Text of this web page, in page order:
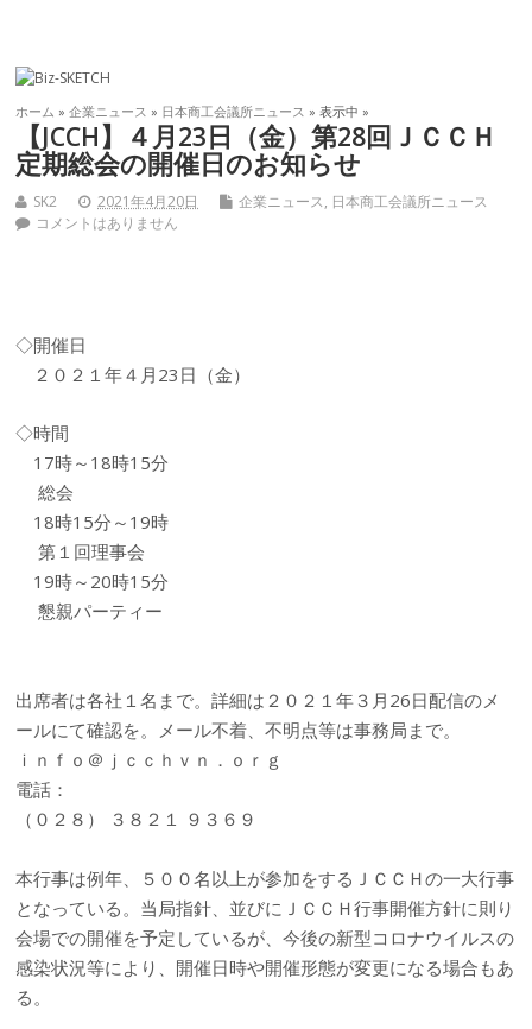
ホーム »企業ニュース » 日本商工会議所ニュース » 表示中 »
【JCCH】４月23日（金）第28回ＪＣＣＨ
定期総会の開催日のお知らせ
SK2 2021年4月20日 企業ニュース, 日本商工会議所ニュース
コメントはありません
◇開催日
２０２１年４月23日（金）
◇時間
17時～18時15分
総会
18時15分～19時
第１回理事会
19時～20時15分
懇親パーティー
出席者は各社１名まで。詳細は２０２１年３月26日配信のメ
ールにて確認を。メール不着、不明点等は事務局まで。
ｉｎｆｏ＠ｊｃｃｈｖｎ．ｏｒｇ
電話：
（０２８） ３８２１ ９３６９
本行事は例年、５００名以上が参加をするＪＣＣＨの一大行事
となっている。当局指針、並びにＪＣＣＨ行事開催方針に則り
会場での開催を予定しているが、今後の新型コロナウイルスの
感染状況等により、開催日時や開催形態が変更になる場合もあ
る。